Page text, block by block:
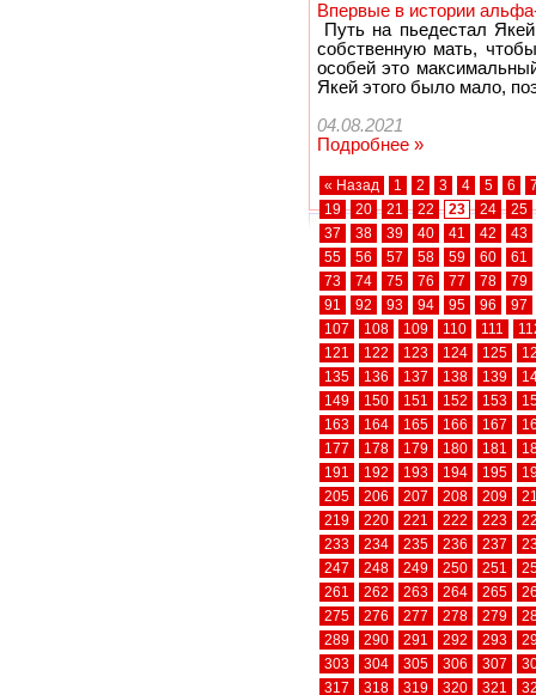
Впервые в истории
Путь на пьедестал
собственную мать,
особей это
Якей этого было мало,
04.08.2021
Подробнее »
« Назад 1 2 3 4 5 6
19
20 21 22 23 24
25
37
38 39 40 41 42
43
55
56 57 58 59 60
61
73
74 75 76 77 78
79
91
92 93 94 95 96
97
107
108 109 110 111
121
122 123 124 125
135
136 137 138 139
149
150 151 152 153
163
164 165 166 167
177
178 179 180 181
191
192 193 194 195
205
206 207 208 209
219
220 221 222 223
233
234 235 236 237
247
248 249 250 251
261
262 263 264 265
275
276 277 278 279
289
290 291 292 293
303
304 305 306 307
317
318 319 320 321